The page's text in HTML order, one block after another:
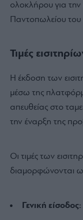
ολοκλήρου για την
Παντοπωλείου
Τιμές
Η έκδοση των
μέσω της
απευθείας στο
την έναρξη της
Οι τιμές των
διαμορφώνονται
Γενική